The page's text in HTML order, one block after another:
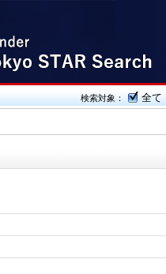
検索対象： 全て